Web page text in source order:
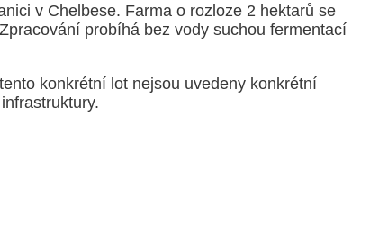
v Chelbese. Farma o rozloze 2 hektarů se
probíhá bez vody suchou fermentací
konkrétní lot nejsou uvedeny konkrétní